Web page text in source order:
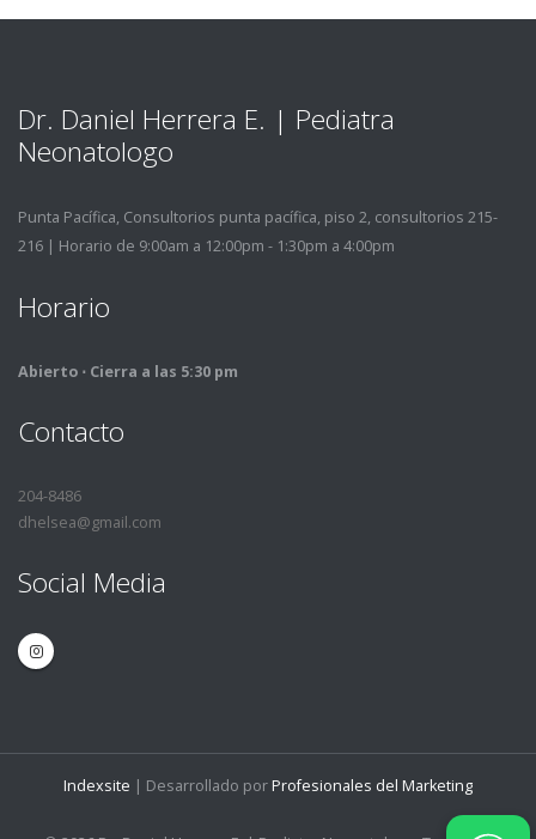
Dr. Daniel Herrera E. | Pediatra
Neonatologo
Punta Pací­fica, Consultorios punta pací­fica, piso 2, consultorios 215-
216 | Horario de 9:00am a 12:00pm - 1:30pm a 4:00pm
Horario
Abierto ⋅ Cierra a las 5:30 pm
Contacto
204-8486
dhelsea@gmail.com
Social Media
Indexsite | Desarrollado porProfesionales del Marketing